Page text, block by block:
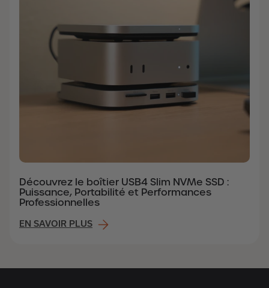
Découvrez le boîtier USB4 Slim NVMe SSD :
Puissance, Portabilité et Performances
Professionnelles
EN SAVOIR PLUS